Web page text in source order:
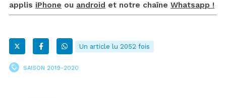
applis iPhone ou android et notre chaîne Whatsapp !
Un article lu 2052 fois
SAISON 2019-2020